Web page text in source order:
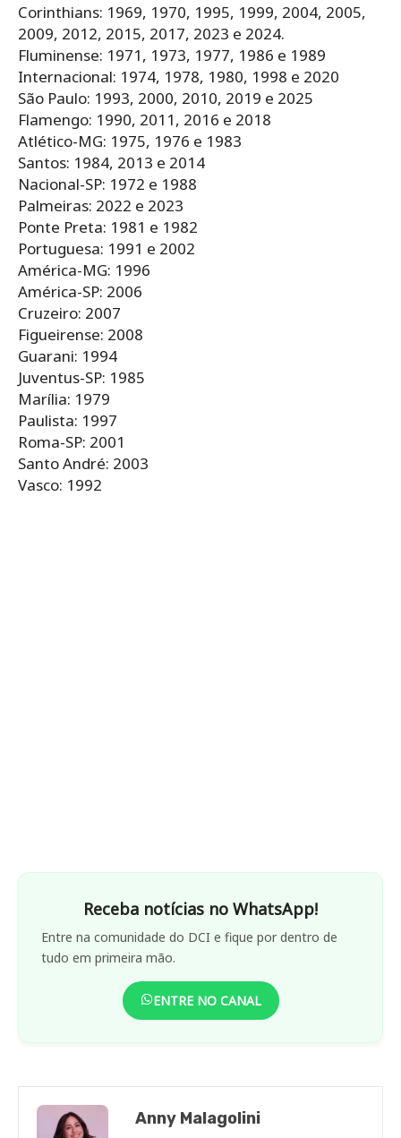
Corinthians: 1969, 1970, 1995, 1999, 2004, 2005,
2009, 2012, 2015, 2017, 2023 e 2024.
Fluminense: 1971, 1973, 1977, 1986 e 1989
Internacional: 1974, 1978, 1980, 1998 e 2020
São Paulo: 1993, 2000, 2010, 2019 e 2025
Flamengo: 1990, 2011, 2016 e 2018
Atlético-MG: 1975, 1976 e 1983
Santos: 1984, 2013 e 2014
Nacional-SP: 1972 e 1988
Palmeiras: 2022 e 2023
Ponte Preta: 1981 e 1982
Portuguesa: 1991 e 2002
América-MG: 1996
América-SP: 2006
Cruzeiro: 2007
Figueirense: 2008
Guarani: 1994
Juventus-SP: 1985
Marília: 1979
Paulista: 1997
Roma-SP: 2001
Santo André: 2003
Vasco: 1992
Receba notícias no WhatsApp!
Entre na comunidade do DCI e fique por dentro de
tudo em primeira mão.
ENTRE NO CANAL
Anny Malagolini